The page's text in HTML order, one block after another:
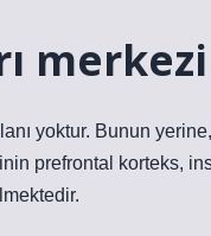
yoktur. Bunun
prefrontal korteks,